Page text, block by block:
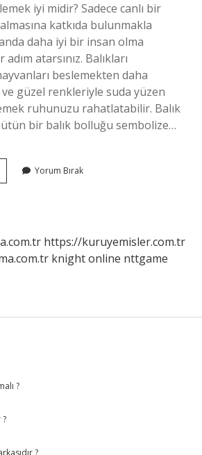
iyi midir? Sadece canlı bir
katkıda bulunmakla
daha iyi bir insan olma
atarsınız. Balıkları
beslemekten daha
ve güzel renkleriyle suda yüzen
ruhunuzu rahatlatabilir. Balık
bir balık bolluğu sembolize…
Yorum Bırak
https://kuruyemisler.com.tr
knight online nttgame
?
?
?